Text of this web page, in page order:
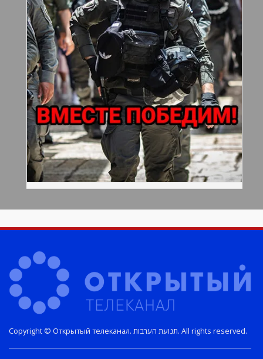
Copyright © Открытый телеканал. תנועת הערבות. All rights reserved.